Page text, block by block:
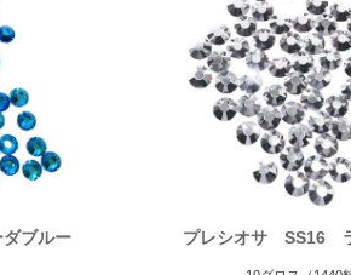
ブルー プレシオサ SS16